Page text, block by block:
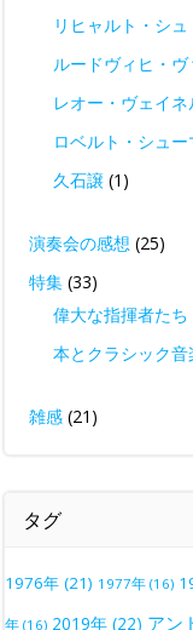
リヒャルト・シュ
ルードヴィヒ・
レオー・ヴェイネ
ロベルト・シュー
久石譲 (1)
演奏会の感想 (25)
特集 (33)
偉大な指揮者たち
本とクラシック音
雑感 (21)
タグ
1976年 (21) 1977年 (16)
年 (16) 2019年 (22) アン